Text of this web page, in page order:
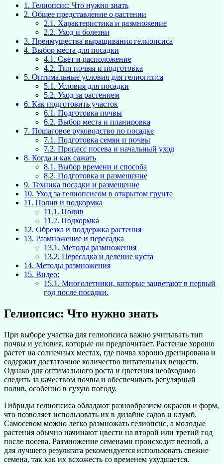
1. Гелиопсис: Что нужно знать
2. Общее представление о растении
2.1. Характеристика и размножение
2.2. Уход и болезни
3. Преимущества выращивания гелиопсиса
4. Выбор места для посадки
4.1. Свет и расположение
4.2. Тип почвы и подготовка
5. Оптимальные условия для гелиопсиса
5.1. Условия для посадки
5.2. Уход за растением
6. Как подготовить участок
6.1. Подготовка почвы
6.2. Выбор места и планировка
7. Пошаговое руководство по посадке
7.1. Подготовка семян и почвы
7.2. Процесс посева и начальный уход
8. Когда и как сажать
8.1. Выбор времени и способа
8.2. Подготовка и размещение
9. Техника посадки и размещение
10. Уход за гелиопсисом в открытом грунте
11. Полив и подкормка
11.1. Полив
11.2. Подкормка
12. Обрезка и поддержка растения
13. Размножение и пересадка
13.1. Методы размножения
13.2. Пересадка и деление куста
14. Методы размножения
15. Видео:
15.1. Многолетники, которые зацветают в первый
год после посадки.
Гелиопсис: Что нужно знать
При выборе участка для гелиопсиса важно учитывать тип
почвы и условия, которые он предпочитает. Растение хорошо
растет на солнечных местах, где почва хорошо дренирована и
содержит достаточное количество питательных веществ.
Однако для оптимального роста и цветения необходимо
следить за качеством почвы и обеспечивать регулярный
полив, особенно в сухую погоду.
Гибриды гелиопсиса обладают разнообразием окрасов и форм,
что позволяет использовать их в дизайне садов и клумб.
Самосевом можно легко размножать гелиопсис, а молодые
растения обычно начинают цвести на второй или третий год
после посева. Размножение семенами происходит весной, а
для лучшего результата рекомендуется использовать свежие
семена, так как их всхожесть со временем ухудшается.